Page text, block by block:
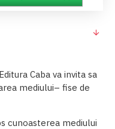
Caba va invita sa
mediului– fise de
cunoasterea mediului